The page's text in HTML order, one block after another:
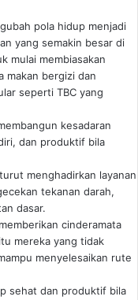
pola hidup menjadi
yang semakin besar di
mulai membiasakan
makan bergizi dan
seperti TBC yang
kesadaran
dan produktif bila
menghadirkan layanan
tekanan darah,
dasar.
cinderamata
mereka yang tidak
menyelesaikan rute
sehat dan produktif bila